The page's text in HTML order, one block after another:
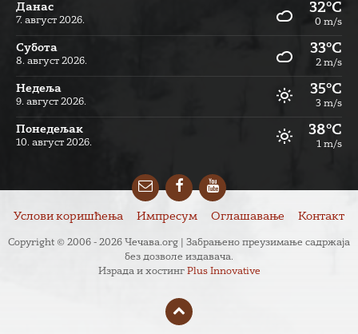
Данас
7. август 2026.
32°C
0 m/s
Субота
8. август 2026.
33°C
2 m/s
Недеља
9. август 2026.
35°C
3 m/s
Понедељак
10. август 2026.
38°C
1 m/s
EmailFacebookYouTube
Услови коришћења Импресум Оглашавање Контакт
Copyright © 2006 - 2026 Чечава.org | Забрањено преузимање садржаја
без дозволе издавача.
Израда и хостинг Plus Innovative